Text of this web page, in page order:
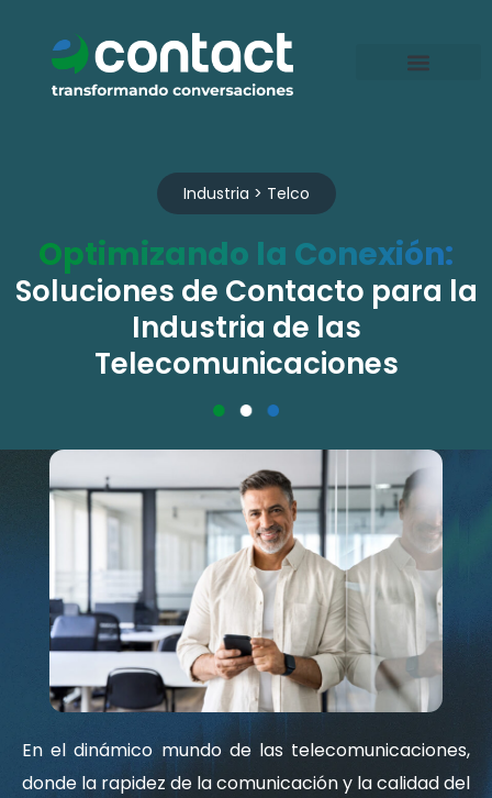
contenido
Industria > Telco
Optimizando la Conexión:
Soluciones de Contacto para la
Industria de las
Telecomunicaciones
En el dinámico mundo de las telecomunicaciones,
donde la rapidez de la comunicación y la calidad del